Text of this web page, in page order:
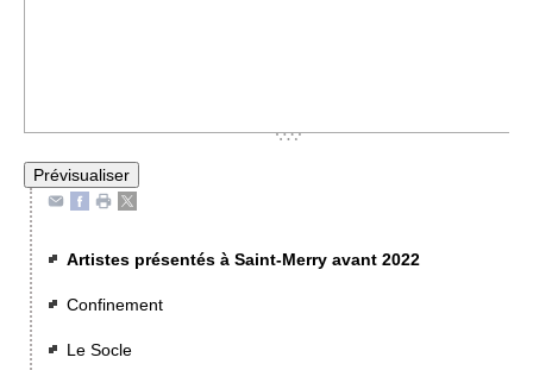
Artistes présentés à Saint-Merry avant 2022
Confinement
Le Socle